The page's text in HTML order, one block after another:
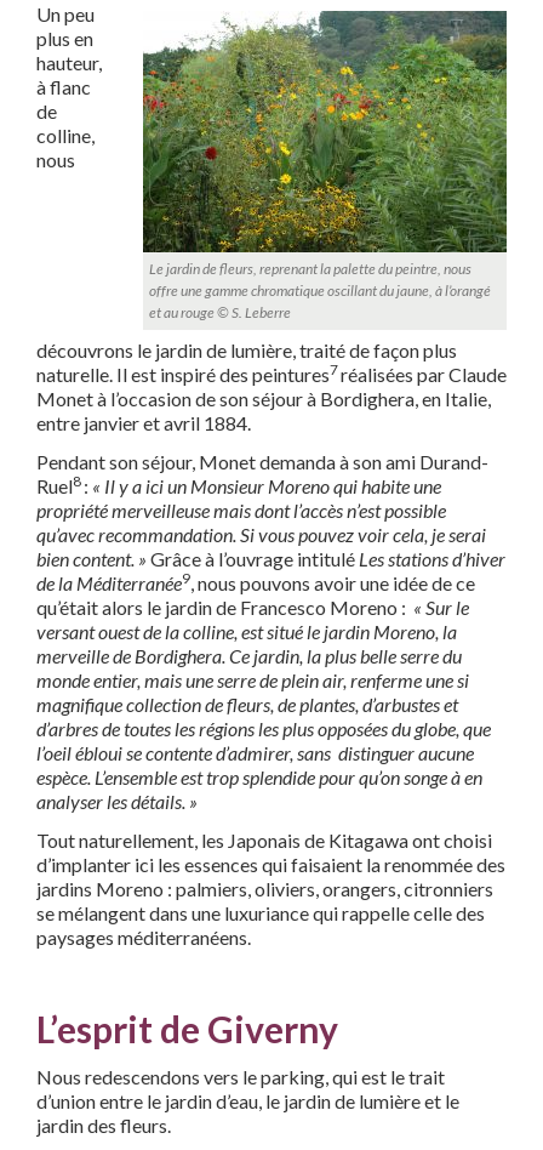
Le jardin de fleurs, reprenant la palette du peintre, nous
offre une gamme chromatique oscillant du jaune, à l’orangé
et au rouge © S. Leberre
Un peu
plus en
hauteur,
à flanc
de
colline,
nous
découvrons le jardin de lumière, traité de façon plus
naturelle. Il est inspiré des peintures7réalisées par Claude
Monet à l’occasion de son séjour à Bordighera, en Italie,
entre janvier et avril 1884.
Pendant son séjour, Monet demanda à son ami Durand-
Ruel8 : « Il y a ici un Monsieur Moreno qui habite une
propriété merveilleuse mais dont l’accès n’est possible
qu’avec recommandation. Si vous pouvez voir cela, je serai
bien content. » Grâce à l’ouvrage intitulé Les stations d’hiver
de la Méditerranée9 , nous pouvons avoir une idée de ce
qu’était alors le jardin de Francesco Moreno : « Sur le
versant ouest de la colline, est situé le jardin Moreno, la
merveille de Bordighera. Ce jardin, la plus belle serre du
monde entier, mais une serre de plein air, renferme une si
magnifique collection de fleurs, de plantes, d’arbustes et
d’arbres de toutes les régions les plus opposées du globe, que
l’oeil ébloui se contente d’admirer, sans distinguer aucune
espèce. L’ensemble est trop splendide pour qu’on songe à en
analyser les détails. »
Tout naturellement, les Japonais de Kitagawa ont choisi
d’implanter ici les essences qui faisaient la renommée des
jardins Moreno : palmiers, oliviers, orangers, citronniers
se mélangent dans une luxuriance qui rappelle celle des
paysages méditerranéens.
L’esprit de Giverny
Nous redescendons vers le parking, qui est le trait
d’union entre le jardin d’eau, le jardin de lumière et le
jardin des fleurs.